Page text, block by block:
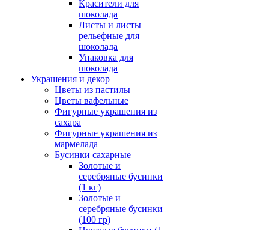
Красители для
шоколада
Листы и листы
рельефные для
шоколада
Упаковка для
шоколада
Украшения и декор
Цветы из пастилы
Цветы вафельные
Фигурные украшения из
сахара
Фигурные украшения из
мармелада
Бусинки сахарные
Золотые и
серебряные бусинки
(1 кг)
Золотые и
серебряные бусинки
(100 гр)